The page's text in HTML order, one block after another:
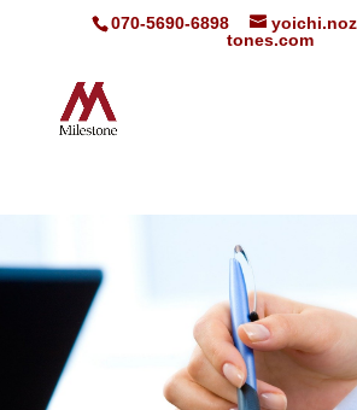
070-5690-6898
tones.com